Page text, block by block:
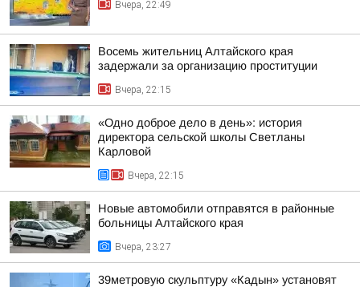
Вчера, 22:49
Восемь жительниц Алтайского края
задержали за организацию проституции
Вчера, 22:15
«Одно доброе дело в день»: история
директора сельской школы Светланы
Карловой
Вчера, 22:15
Новые автомобили отправятся в районные
больницы Алтайского края
Вчера, 23:27
39метровую скульптуру «Кадын» установят